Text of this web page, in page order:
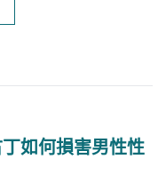
如何損害男性性